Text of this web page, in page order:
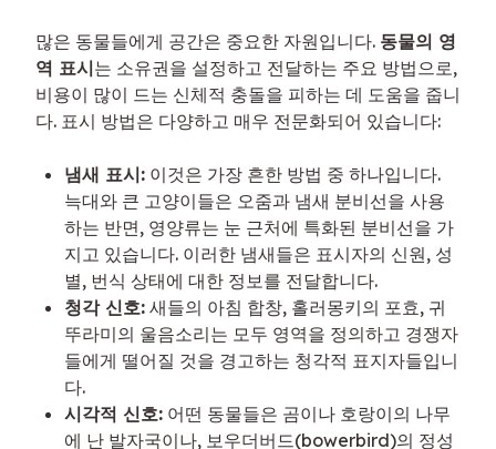
많은 동물들에게 공간은 중요한 자원입니다. 동물의 영
역 표시는 소유권을 설정하고 전달하는 주요 방법으로,
비용이 많이 드는 신체적 충돌을 피하는 데 도움을 줍니
다. 표시 방법은 다양하고 매우 전문화되어 있습니다:
냄새 표시: 이것은 가장 흔한 방법 중 하나입니다.
늑대와 큰 고양이들은 오줌과 냄새 분비선을 사용
하는 반면, 영양류는 눈 근처에 특화된 분비선을 가
지고 있습니다. 이러한 냄새들은 표시자의 신원, 성
별, 번식 상태에 대한 정보를 전달합니다.
청각 신호: 새들의 아침 합창, 홀러몽키의 포효, 귀
뚜라미의 울음소리는 모두 영역을 정의하고 경쟁자
들에게 떨어질 것을 경고하는 청각적 표지자들입니
다.
시각적 신호: 어떤 동물들은 곰이나 호랑이의 나무
에 난 발자국이나, 보우더버드(bowerbird)의 정성